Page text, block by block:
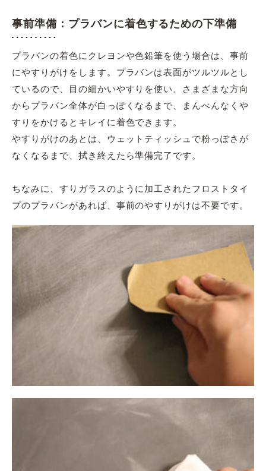
事前準備：プラバンに着色するための下準備
プラバンの着色にクレヨンや色鉛筆を使う場合は、事前
にやすりがけをします。プラバンは表面がツルツルとし
ているので、目の細かいやすりを使い、さまざまな方向
からプラバン全体が白っぽくなるまで、まんべんなくや
すりをかけるとキレイに着色できます。
やすりがけのあとは、ウェットティッシュで粉っぽさが
なくなるまで、拭き終えたら準備完了です。
ちなみに、すりガラスのように加工されたフロストタイ
プのプラバンがあれば、事前のやすりがけは不要です。